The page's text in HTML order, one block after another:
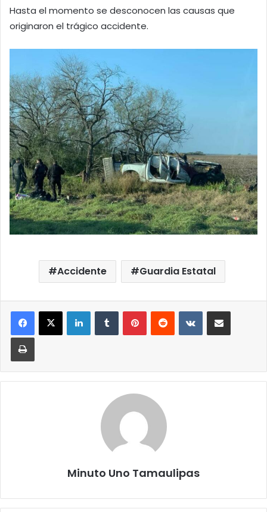
Hasta el momento se desconocen las causas que
originaron el trágico accidente.
Accidente Guardia Estatal
LinkedInTumblrPinterestReddit VKontakteCompartir por correo
Imprimir
Minuto Uno Tamaulipas